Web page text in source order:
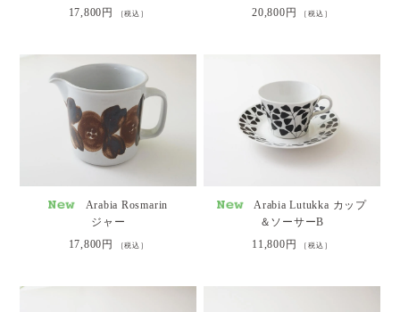
17,800円 ［税込］ 20,800円 ［税込］
Arabia Rosmarin
ジャー
17,800円 ［税込］
Arabia Lutukka カップ
＆ソーサーB
11,800円 ［税込］